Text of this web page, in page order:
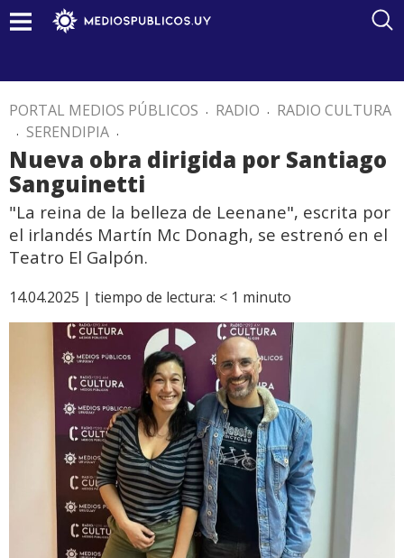
PORTAL MEDIOS PÚBLICOS . RADIO . RADIO CULTURA
. SERENDIPIA .
Nueva obra dirigida por Santiago
Sanguinetti
"La reina de la belleza de Leenane", escrita por
el irlandés Martín Mc Donagh, se estrenó en el
Teatro El Galpón.
14.04.2025 | tiempo de lectura: < 1 minuto